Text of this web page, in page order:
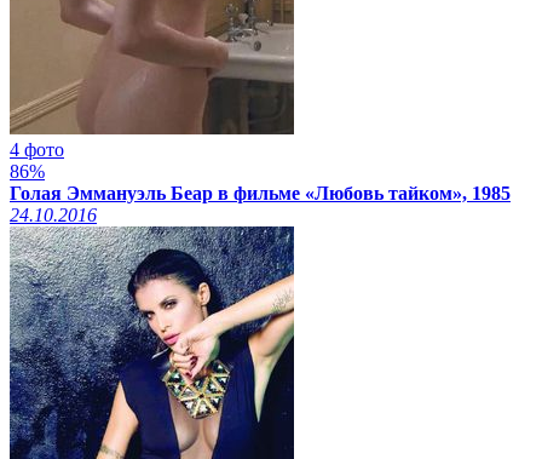
4 фото
86%
Голая Эммануэль Беар в фильме «Любовь тайком», 1985
24.10.2016